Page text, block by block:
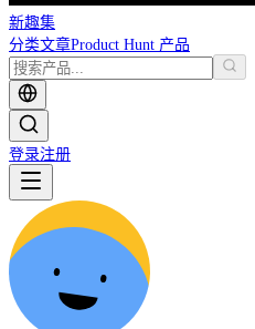
新趣集
分类文章Product Hunt 产品
登录注册